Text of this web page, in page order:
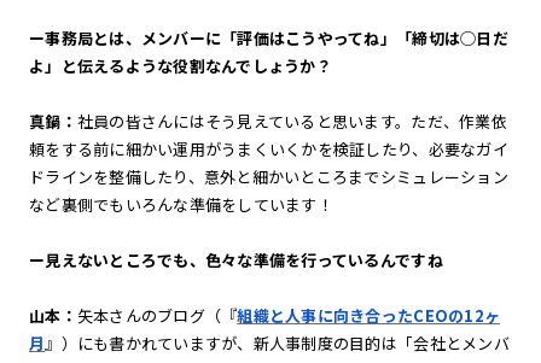
ー事務局とは、メンバーに「評価はこうやってね」「締切は◯日だ
よ」と伝えるような役割なんでしょうか？
真鍋： 社員の皆さんにはそう見えていると思います。ただ、作業依
頼をする前に細かい運用がうまくいくかを検証したり、必要なガイ
ドラインを整備したり、意外と細かいところまでシミュレーション
など裏側でもいろんな準備をしています！
ー見えないところでも、色々な準備を行っているんですね
山本： 矢本さんのブログ（『組織と人事に向き合ったCEOの12ヶ
月』 ）にも書かれていますが、新人事制度の目的は「会社とメンバ